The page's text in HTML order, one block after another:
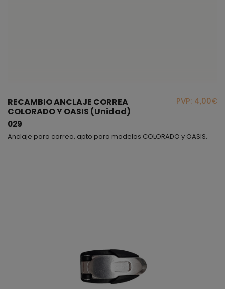
RECAMBIO ANCLAJE CORREA
COLORADO Y OASIS (Unidad)
029
PVP: 4,00€
Anclaje para correa, apto para modelos COLORADO y OASIS.